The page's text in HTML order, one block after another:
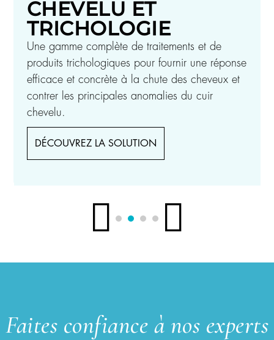
CHEVELU ET
TRICHOLOGIE
Une gamme complète de traitements et de
produits trichologiques pour fournir une réponse
efficace et concrète à la chute des cheveux et
contrer les principales anomalies du cuir
chevelu.
DÉCOUVREZ LA SOLUTION
Faites confiance à nos experts